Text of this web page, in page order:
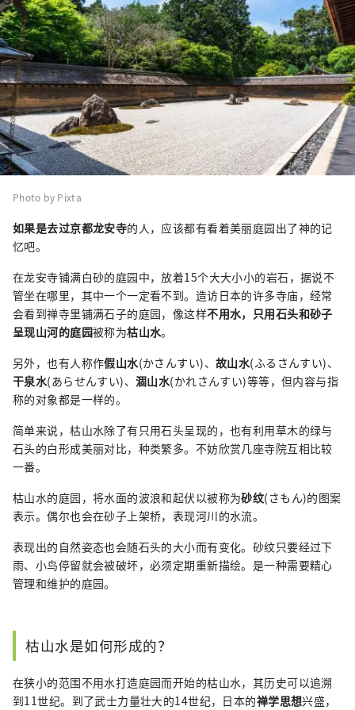
Photo by Pixta
如果是去过京都龙安寺的人，应该都有看着美丽庭园出了神的记
忆吧。
在龙安寺铺满白砂的庭园中，放着15个大大小小的岩石，据说不
管坐在哪里，其中一个一定看不到。造访日本的许多寺庙，经常
会看到禅寺里铺满石子的庭园，像这样不用水，只用石头和砂子
呈现山河的庭园被称为枯山水。
另外，也有人称作假山水(かさんすい)、故山水(ふるさんすい)、
干泉水(あらせんすい)、涸山水(かれさんすい)等等，但内容与指
称的对象都是一样的。
简单来说，枯山水除了有只用石头呈现的，也有利用草木的绿与
石头的白形成美丽对比，种类繁多。不妨欣赏几座寺院互相比较
一番。
枯山水的庭园，将水面的波浪和起伏以被称为砂纹(さもん)的图案
表示。偶尔也会在砂子上架桥，表现河川的水流。
表现出的自然姿态也会随石头的大小而有变化。砂纹只要经过下
雨、小鸟停留就会被破坏，必须定期重新描绘。是一种需要精心
管理和维护的庭园。
枯山水是如何形成的？
在狭小的范围不用水打造庭园而开始的枯山水，其历史可以追溯
到11世纪。到了武士力量壮大的14世纪，日本的禅学思想兴盛，